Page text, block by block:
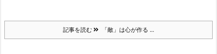
記事を読む 「敵」は心が作る ...